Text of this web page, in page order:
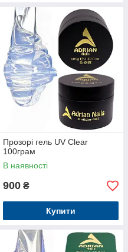
Прозорі гель UV Clear
100грам
В наявності
900 ₴
Купити